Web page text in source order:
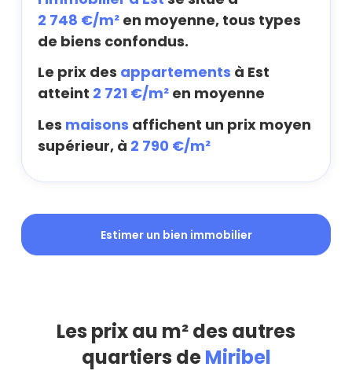
2 748 €/m² en moyenne, tous types
de biens confondus.
Le prix des appartements à Est
atteint 2 721 €/m² en moyenne
Les maisons affichent un prix moyen
supérieur, à 2 790 €/m²
Estimer un bien immobilier
Les prix au m² des autres
quartiers deMiribel